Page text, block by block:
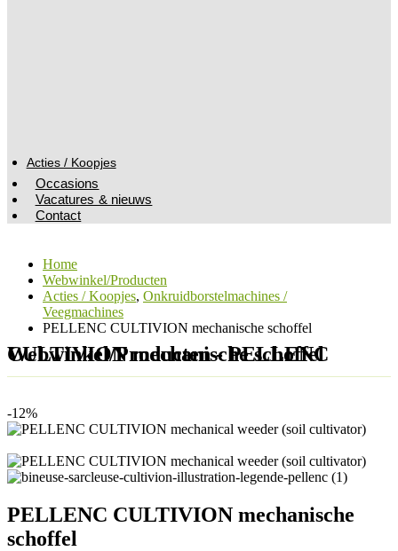
Acties / Koopjes
Occasions
Vacatures & nieuws
Contact
Home
Webwinkel/Producten
Acties / Koopjes, Onkruidborstelmachines /
Veegmachines
PELLENC CULTIVION mechanische schoffel
Webwinkel/Producten - PELLENC CULTIVION mechanische schoffel
-12%
PELLENC CULTIVION mechanische
schoffel